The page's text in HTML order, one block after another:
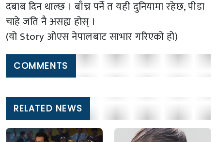
दबाब दिन थाल्छ । बाँच्न पर्ने त यही दुनियामा रहेछ, पीडा
चाहे जति नै असह्य होस् ।
(यो Story ओएस नेपालबाट साभार गरिएको हो)
COMMENTS
RELATED NEWS